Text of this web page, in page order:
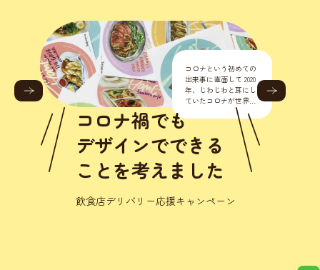
コロナという初めての
出来事に直面して 2020
年、じわじわと耳にし
ていたコロナが世界的
に流行り始めました。
正直こんな様々なとこ
ろに影響が出るなんて
思いもし
コロナ禍でも
デザインでできる
ことを考えました
飲食店デリバリー応援キャンペーン